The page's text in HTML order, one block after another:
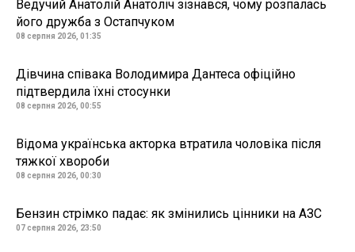
Ведучий Анатолій Анатоліч зізнався, чому розпалась
його дружба з Остапчуком
08 серпня 2026, 01:35
Дівчина співака Володимира Дантеса офіційно
підтвердила їхні стосунки
08 серпня 2026, 00:55
Відома українська акторка втратила чоловіка після
тяжкої хвороби
08 серпня 2026, 00:30
Бензин стрімко падає: як змінились цінники на АЗС
07 серпня 2026, 23:50